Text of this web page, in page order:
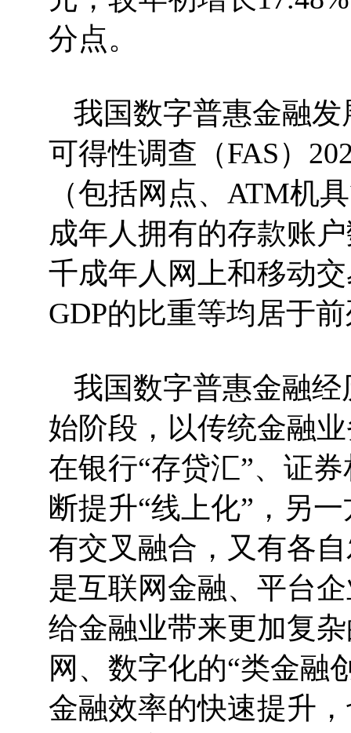
分点。
我国数字普惠金融
可得性调查（FAS）
（包括网点、ATM机
成年人拥有的存款账
千成年人网上和移动
GDP的比重等均居于
我国数字普惠金融
始阶段，以传统金融
在银行“存贷汇”、证
断提升“线上化”，另
有交叉融合，又有各
是互联网金融、平台
给金融业带来更加复
网、数字化的“类金融
金融效率的快速提升